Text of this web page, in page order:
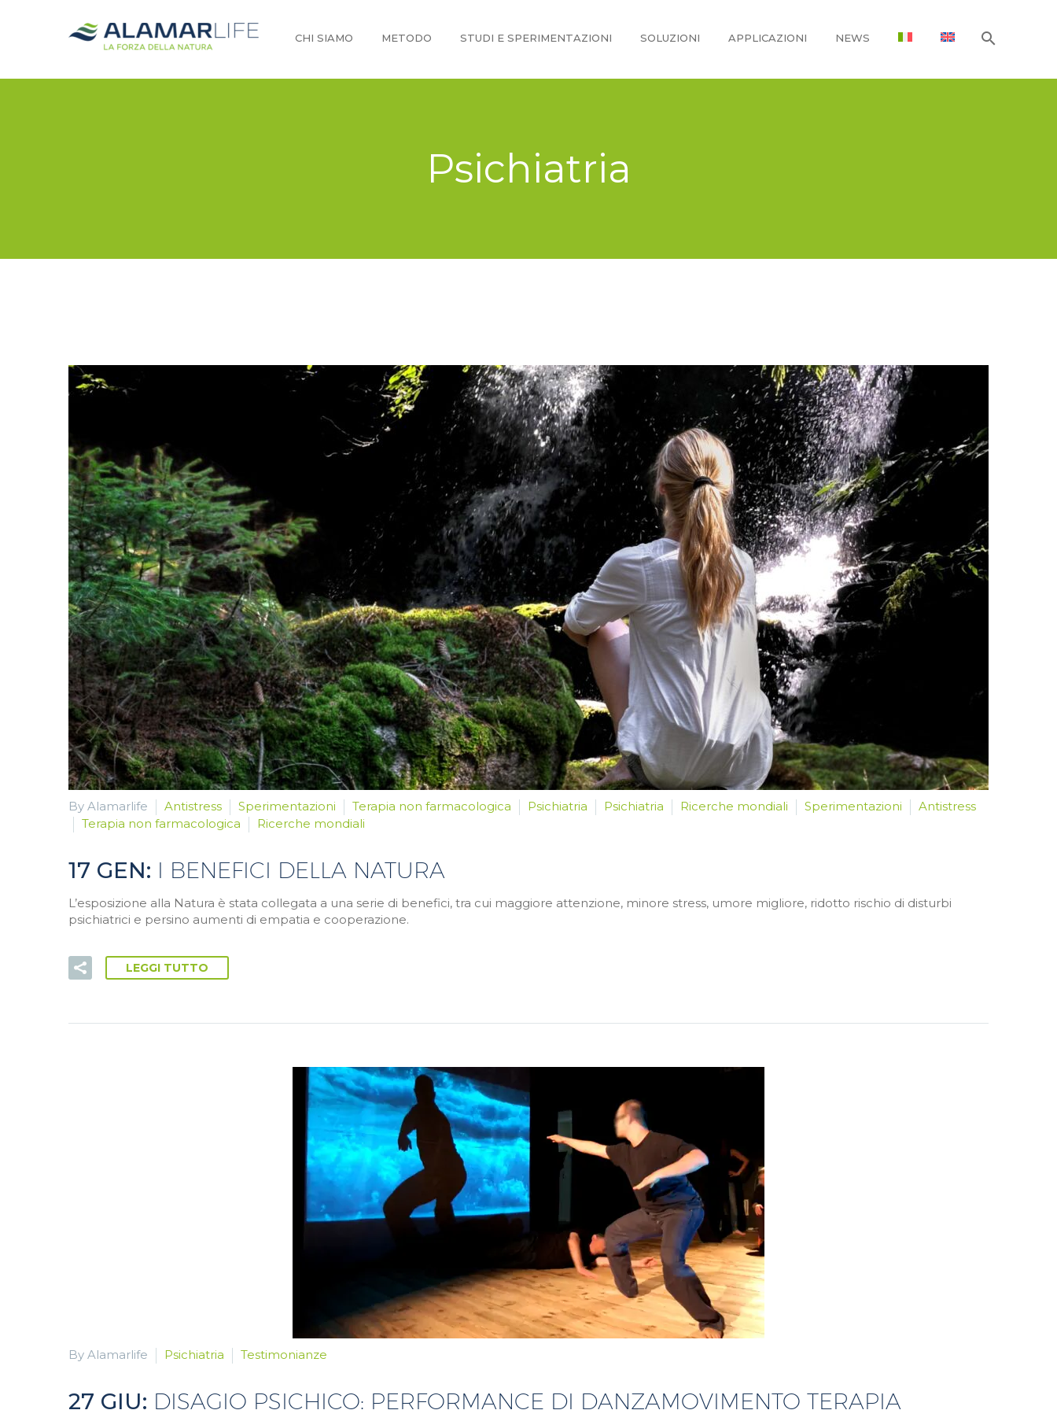
CHI SIAMO METODO STUDI E SPERIMENTAZIONI SOLUZIONI APPLICAZIONI NEWS
Psichiatria
By Alamarlife Antistress Sperimentazioni Terapia non farmacologica Psichiatria Psichiatria Ricerche mondiali Sperimentazioni
Antistress
Terapia non farmacologica
Ricerche mondiali
17 GEN: I BENEFICI DELLA NATURA
L’esposizione alla Natura è stata collegata a una serie di benefici, tra cui maggiore attenzione, minore stress, umore migliore, ridotto rischio di disturbi
psichiatrici e persino aumenti di empatia e cooperazione.
LEGGI TUTTO
By Alamarlife Psichiatria Testimonianze
27 GIU: DISAGIO PSICHICO: PERFORMANCE DI DANZAMOVIMENTO TERAPIA